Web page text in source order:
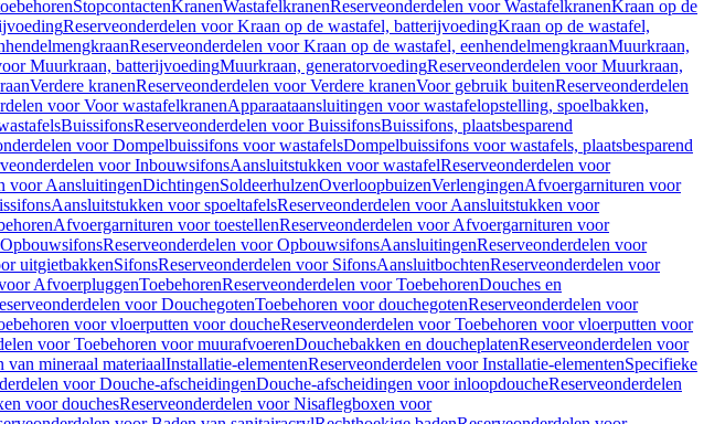
StopcontactenKranenWastafelkranenReserveonderdelen voor WastafelkranenKraan op de
Reserveonderdelen voor Kraan op de wastafel, batterijvoedingKraan op de wastafel,
Reserveonderdelen voor Kraan op de wastafel, eenhendelmengkraanMuurkraan,
Muurkraan, batterijvoedingMuurkraan, generatorvoedingReserveonderdelen voor Muurkraan,
Verdere kranenReserveonderdelen voor Verdere kranenVoor gebruik buitenReserveonderdelen
voor Voor wastafelkranenApparaataansluitingen voor wastafelopstelling, spoelbakken,
BuissifonsReserveonderdelen voor BuissifonsBuissifons, plaatsbesparend
voor Dompelbuissifons voor wastafelsDompelbuissifons voor wastafels, plaatsbesparend
voor InbouwsifonsAansluitstukken voor wastafelReserveonderdelen voor
voor AansluitingenDichtingenSoldeerhulzenOverloopbuizenVerlengingenAfvoergarnituren voor
Aansluitstukken voor spoeltafelsReserveonderdelen voor Aansluitstukken voor
Afvoergarnituren voor toestellenReserveonderdelen voor Afvoergarnituren voor
OpbouwsifonsReserveonderdelen voor OpbouwsifonsAansluitingenReserveonderdelen voor
uitgietbakkenSifonsReserveonderdelen voor SifonsAansluitbochtenReserveonderdelen voor
AfvoerpluggenToebehorenReserveonderdelen voor ToebehorenDouches en
voor DouchegotenToebehoren voor douchegotenReserveonderdelen voor
voor vloerputten voor doucheReserveonderdelen voor Toebehoren voor vloerputten voor
voor Toebehoren voor muurafvoerenDouchebakken en doucheplatenReserveonderdelen voor
van mineraal materiaalInstallatie-elementenReserveonderdelen voor Installatie-elementenSpecifieke
voor Douche-afscheidingenDouche-afscheidingen voor inloopdoucheReserveonderdelen
voor douchesReserveonderdelen voor Nisaflegboxen voor